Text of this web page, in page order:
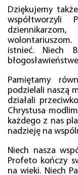
Dziękujemy
współtworzyli
dziennikarzom,
istnieć. Niech
Pamiętamy
podzielali naszą
działali
Chrystusa
każdego z nas
nadzieję na
Niech nasza
Profeto kończy
na wieki. Niech